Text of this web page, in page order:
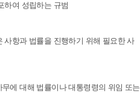
하여 성립하는 규범
사항과 법률을 진행하기 위해 필요한 사
에 대해 법률이나 대통령령의 위임 또는